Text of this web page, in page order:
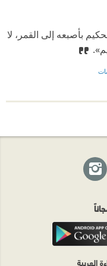
بأصبعه إلى القمر، لا
العربية